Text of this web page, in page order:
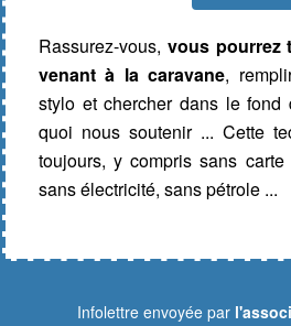
Rassurez-vous, vous pourrez
venant à la caravane,
stylo et chercher dans le fond
quoi nous soutenir ... Cette
toujours, y compris sans
sans électricité, sans pétrole ...
Infolettre envoyée par